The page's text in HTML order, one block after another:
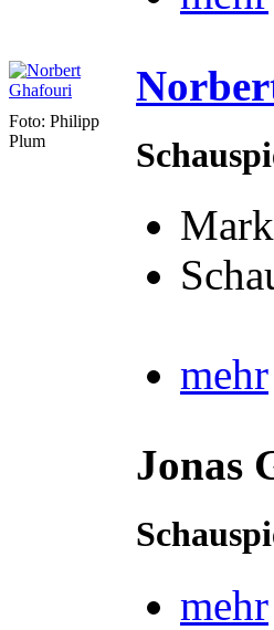
Foto: Philipp
Plum
mehr
Jonas
mehr